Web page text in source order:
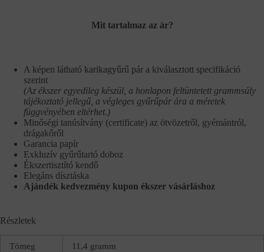
Mit tartalmaz az ár?
A képen látható karikagyűrű pár a kiválasztott specifikáció
szerint
(Az ékszer egyedileg készül, a honlapon feltüntetett grammsúly
tájékoztató jellegű, a végleges gyűrűpár ára a méretek
függvényében eltérhet.)
Minőségi tanúsítvány (certificate) az ötvözetről, gyémántról,
drágakőről
Garancia papír
Exkluzív gyűrűtartó doboz
Ékszertisztító kendő
Elegáns dísztáska
Ajándék kedvezmény kupon ékszer vásárláshoz
Részletek
Tömeg 11,4 gramm